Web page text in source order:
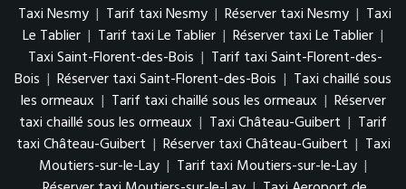
Taxi Nesmy | Tarif taxi Nesmy | Réserver taxi Nesmy | Taxi
Le Tablier | Tarif taxi Le Tablier | Réserver taxi Le Tablier |
Taxi Saint-Florent-des-Bois | Tarif taxi Saint-Florent-des-
Bois | Réserver taxi Saint-Florent-des-Bois | Taxi chaillé sous
les ormeaux | Tarif taxi chaillé sous les ormeaux | Réserver
taxi chaillé sous les ormeaux | Taxi Château-Guibert | Tarif
taxi Château-Guibert | Réserver taxi Château-Guibert | Taxi
Moutiers-sur-le-Lay | Tarif taxi Moutiers-sur-le-Lay |